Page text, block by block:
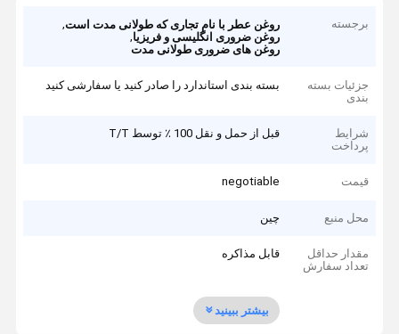
برجسته روغن عطر با نام تجاری که طولانی مدت است,
روغن ضروری انگلیسی و فریزیا,
روغن های ضروری طولانی مدت
جزئیات بسته
بندی
بسته بندی استاندارد را صادر کنید یا سفارشی کنید
شرایط
پرداخت
قبل از حمل و نقل 100 ٪ توسط T/T
قیمت negotiable
محل منبع چین
مقدار حداقل
تعداد سفارش
قابل مذاکره
بیشتر ببینید